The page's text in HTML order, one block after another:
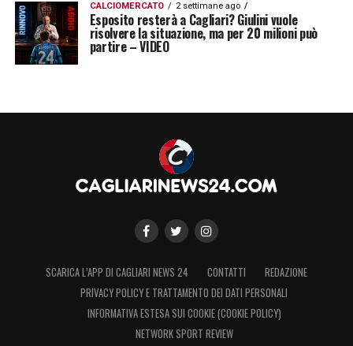
CALCIOMERCATO 2 settimane ago
Esposito resterà a Cagliari? Giulini vuole
risolvere la situazione, ma per 20 milioni può
partire – VIDEO
SCARICA L’APP DI CAGLIARI NEWS 24 CONTATTI
REDAZIONE
PRIVACY POLICY E TRATTAMENTO DEI DATI PERSONALI
INFORMATIVA ESTESA SUI COOKIE (COOKIE POLICY)
NETWORK SPORT REVIEW